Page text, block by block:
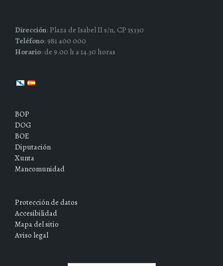
Dirección: Plaza de Isabel II s/n, CP 15330
Teléfono: 981 400 000
Horario: de 9.00 h a 14.30 horas
BOP
DOG
BOE
Diputación
Xunta
Mancomunidad
Protección de datos
Accesibilidad
Mapa del sitio
Aviso legal